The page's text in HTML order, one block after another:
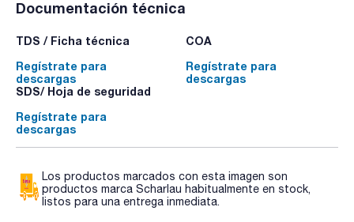
Documentación técnica
TDS / Ficha técnica
Regístrate para
descargas
COA
Regístrate para
descargas
SDS/ Hoja de seguridad
Regístrate para
descargas
Los productos marcados con esta imagen son
productos marca Scharlau habitualmente en stock,
listos para una entrega inmediata.